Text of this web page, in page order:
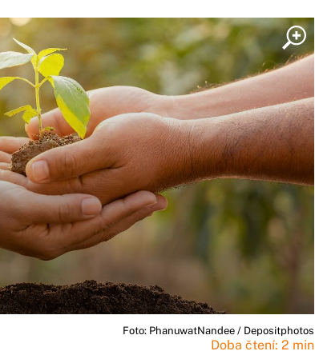
Foto: PhanuwatNandee / Depositphotos
Doba čtení: 2 min